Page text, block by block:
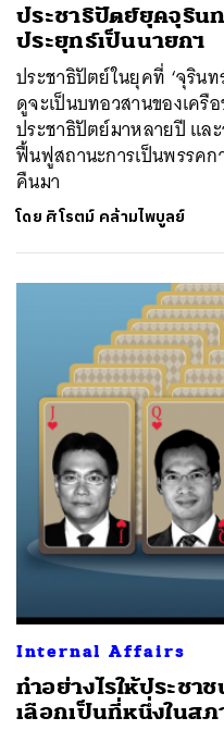
ประชาธิปัตย์ยุคจุริน
ประยุทธ์เป็นนายกฯ
ประชาธิปัตย์ในยุคที่ ‘จุริน
ดูจะเป็นบทอวสานของเครื
ประชาธิปัตย์มาหลายปี แล
ฟื้นฟูสถานะการเป็นพรรคก
คืนมา
โดย ศิโรตม์ คล้ามไพบูลย์
Internal Affairs
ทำอย่างไรให้ประชา
เลือกเป็นที่หนึ่งในสภ